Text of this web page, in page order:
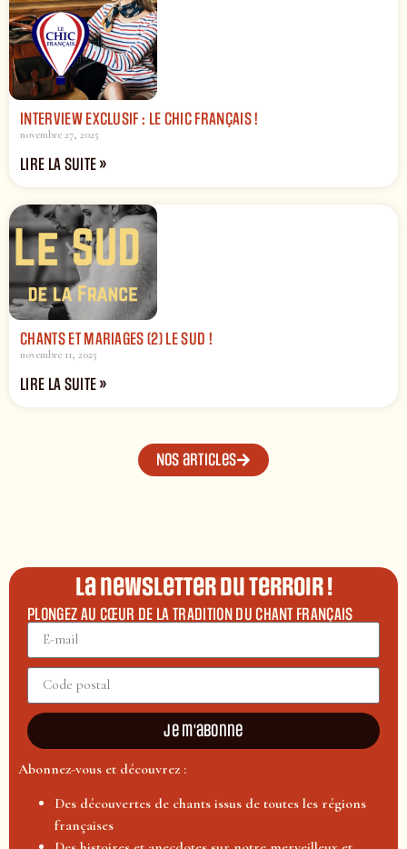
INTERVIEW EXCLUSIF : LE CHIC FRANÇAIS !
novembre 27, 2025
LIRE LA SUITE »
CHANTS ET MARIAGES (2) LE SUD !
novembre 11, 2025
LIRE LA SUITE »
Nos articles
La newsletter du terroir !
PLONGEZ AU CŒUR DE LA TRADITION DU CHANT FRANÇAIS
Je m'abonne
Abonnez-vous et découvrez :
Des découvertes de chants issus de toutes les régions
françaises